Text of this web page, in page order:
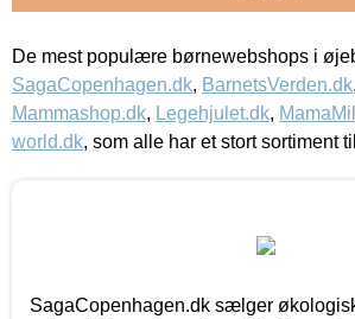
De mest populære børnewebshops i
SagaCopenhagen.dk, BarnetsVerden.dk,
Mammashop.dk, Legehjulet.dk,
world.dk, som alle har et stort sortiment
SagaCopenhagen.dk sælger